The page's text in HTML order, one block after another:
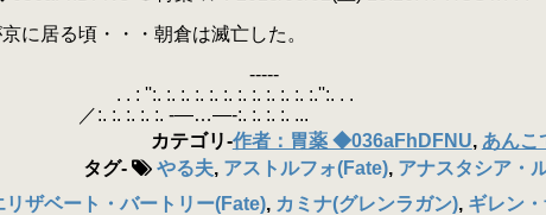
に居る頃・・・朝倉は滅亡した。
:. :. :. :. :. :. :. :. :. :.'':. . .
:. :. -―…―-:. :. :. :. ...
カテゴリ-作者：胃薬 ◆036aFhDFNU, あんこ
タグ- やる夫, アストルフォ(Fate), アナスタシア・
リザベート・バートリー(Fate), カミナ(グレンラガン), ギレン